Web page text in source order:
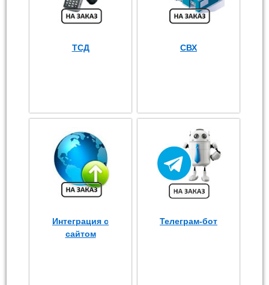
ТСД СВХ
Интеграция с
сайтом
Телеграм-бот